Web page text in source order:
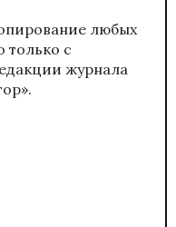
любых
только с
журнала